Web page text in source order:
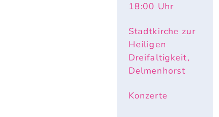
18:00 Uhr
Stadtkirche zur
Heiligen
Dreifaltigkeit,
Delmenhorst
Konzerte